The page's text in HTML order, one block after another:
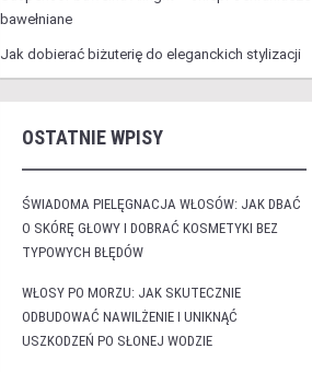
bawełniane
Jak dobierać biżuterię do eleganckich stylizacji
OSTATNIE WPISY
ŚWIADOMA PIELĘGNACJA WŁOSÓW: JAK DBAĆ
O SKÓRĘ GŁOWY I DOBRAĆ KOSMETYKI BEZ
TYPOWYCH BŁĘDÓW
WŁOSY PO MORZU: JAK SKUTECZNIE
ODBUDOWAĆ NAWILŻENIE I UNIKNĄĆ
USZKODZEŃ PO SŁONEJ WODZIE